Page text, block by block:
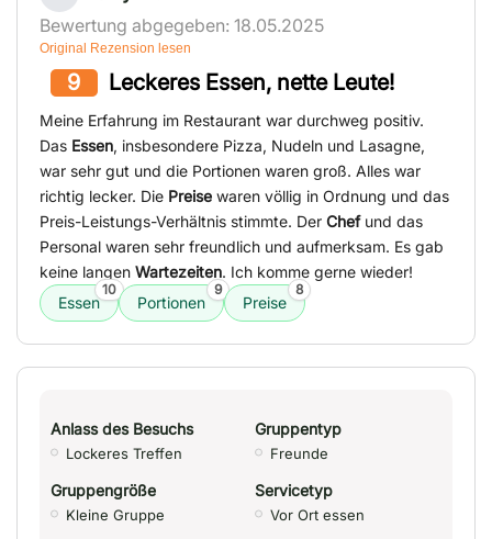
Bewertung abgegeben: 18.05.2025
Original Rezension lesen
9 Leckeres Essen, nette Leute!
Meine Erfahrung im Restaurant war durchweg positiv.
Das Essen, insbesondere Pizza, Nudeln und Lasagne,
war sehr gut und die Portionen waren groß. Alles war
richtig lecker. Die Preise waren völlig in Ordnung und das
Preis-Leistungs-Verhältnis stimmte. Der Chefund das
Personal waren sehr freundlich und aufmerksam. Es gab
keine langen Wartezeiten. Ich komme gerne wieder!
Essen
10
Portionen
9
Preise
8
Anlass des Besuchs
Lockeres Treffen
Gruppentyp
Freunde
Gruppengröße
Kleine Gruppe
Servicetyp
Vor Ort essen